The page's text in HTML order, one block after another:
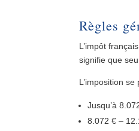
Règles
L’impôt
signifie que
L’imposition
Jusqu’à
8.072 € –